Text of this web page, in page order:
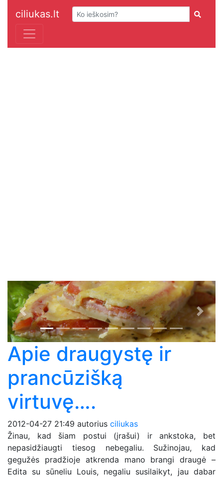
ciliukas.lt
Previous Next
Apie draugystę ir
prancūzišką
virtuvę….
2012-04-27 21:49 autorius ciliukas
Žinau, kad šiam postui (įrašui) ir ankstoka, bet
nepasidžiaugti tiesog nebegaliu. Sužinojau, kad
gegužės pradžioje atkrenda mano brangi draugė –
Edita su sūneliu Louis, negaliu susilaikyt, jau dabar